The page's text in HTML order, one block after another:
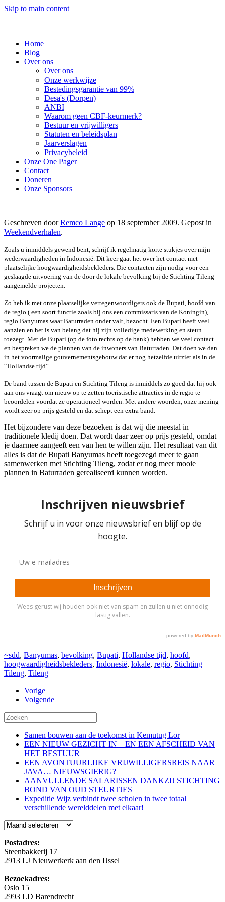
Skip to main content
Home
Blog
Over ons
Over ons
Onze werkwijze
Bestedingsgarantie van 99%
Desa's (Dorpen)
ANBI
Waarom geen CBF-keurmerk?
Bestuur en vrijwilligers
Statuten en beleidsplan
Jaarverslagen
Privacybeleid
Onze One Pager
Contact
Doneren
Onze Sponsors
Geschreven doorRemco Lange op 18 september 2009. Gepost in
Weekendverhalen.
Zoals u inmiddels gewend bent, schrijf ik regelmatig korte stukjes over mijn
wederwaardigheden in Indonesië. Dit keer gaat het over het contact met
plaatselijke hoogwaardigheidsbekleders. Die contacten zijn nodig voor een
geslaagde uitvoering van de door de lokale bevolking bij de Stichting Tileng
aangemelde projecten.
Zo heb ik met onze plaatselijke vertegenwoordigers ook de Bupati, hoofd van
de regio ( een soort functie zoals bij ons een commissaris van de Koningin),
regio Banyumas waar Baturraden onder valt, bezocht. Een Bupati heeft veel
aanzien en het is van belang dat hij zijn volledige medewerking en steun
toezegt. Met de Bupati (op de foto rechts op de bank) hebben we veel contact
en bespreken we de plannen van de inwoners van Baturraden. Dat doen we dan
in het voormalige gouvernementsgebouw dat er nog hetzelfde uitziet als in de
“Hollandse tijd”.
De band tussen de Bupati en Stichting Tileng is inmiddels zo goed dat hij ook
aan ons vraagt om nieuw op te zetten toeristische attracties in de regio te
beoordelen voordat ze operationeel worden. Met andere woorden, onze mening
wordt zeer op prijs gesteld en dat schept een extra band.
Het bijzondere van deze bezoeken is dat wij die meestal in
traditionele kledij doen. Dat wordt daar zeer op prijs gesteld, omdat
je daarmee aangeeft een van hen te willen zijn. Het resultaat van dit
alles is dat de Bupati Banyumas heeft toegezegd meer te gaan
samenwerken met Stichting Tileng, zodat er nog meer mooie
plannen in Baturraden gerealiseerd kunnen worden.
~sdd, Banyumas, bevolking, Bupati, Hollandse tijd, hoofd,
hoogwaardigheidsbekleders, Indonesië, lokale, regio, Stichting
Tileng, Tileng
Vorige
Volgende
Samen bouwen aan de toekomst in Kemutug Lor
EEN NIEUW GEZICHT IN – EN EEN AFSCHEID VAN
HET BESTUUR
EEN AVONTUURLIJKE VRIJWILLIGERSREIS NAAR
JAVA… NIEUWSGIERIG?
AANVULLENDE SALARISSEN DANKZIJ STICHTING
BOND VAN OUD STEURTJES
Expeditie Wijz verbindt twee scholen in twee totaal
verschillende werelddelen met elkaar!
Blog
Postadres:
Steenbakkerij 17
2913 LJ Nieuwerkerk aan den IJssel
Bezoekadres:
Oslo 15
2993 LD Barendrecht